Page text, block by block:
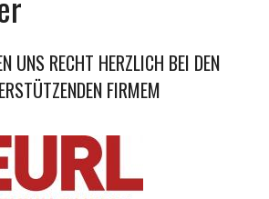
UNS RECHT HERZLICH BEI DEN
FIRMEM